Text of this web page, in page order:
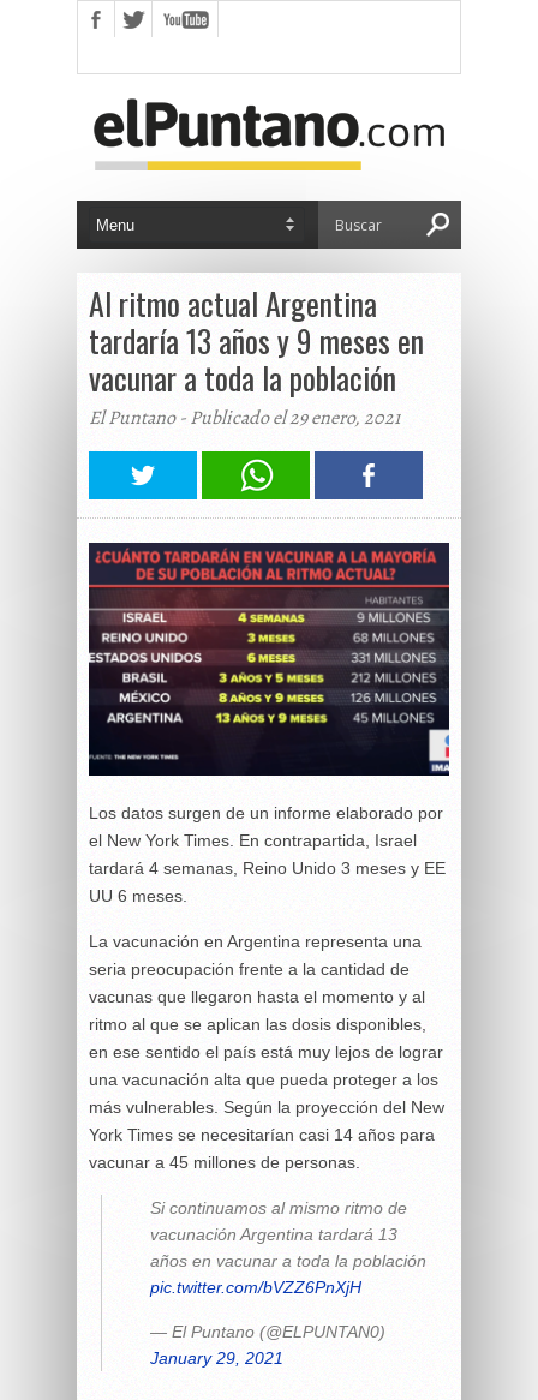
Al ritmo actual Argentina
tardaría 13 años y 9 meses en
vacunar a toda la población
El Puntano - Publicado el 29 enero, 2021
Los datos surgen de un informe elaborado por
el New York Times. En contrapartida, Israel
tardará 4 semanas, Reino Unido 3 meses y EE
UU 6 meses.
La vacunación en Argentina representa una
seria preocupación frente a la cantidad de
vacunas que llegaron hasta el momento y al
ritmo al que se aplican las dosis disponibles,
en ese sentido el país está muy lejos de lograr
una vacunación alta que pueda proteger a los
más vulnerables. Según la proyección del New
York Times se necesitarían casi 14 años para
vacunar a 45 millones de personas.
Si continuamos al mismo ritmo de
vacunación Argentina tardará 13
años en vacunar a toda la población
pic.twitter.com/bVZZ6PnXjH
— El Puntano (@ELPUNTAN0)
January 29, 2021